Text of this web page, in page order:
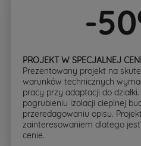
-
PROJEKT W SPECJALNEJ
Prezentowany projekt na
warunków technicznych
pracy przy adaptacji do
pogrubieniu izolacji cieplnej
przeredagowaniu opisu.
zainteresowaniem dlatego
cenie.